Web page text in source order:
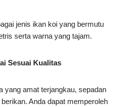
jenis ikan koi yang bermutu
serta warna yang tajam.
Sesuai Kualitas
yang amat terjangkau, sepadan
Anda dapat memperoleh